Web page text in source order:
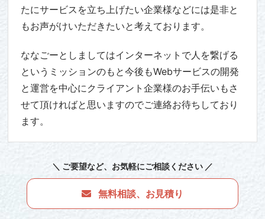
たにサービスを立ち上げたい企業様などには是非と
もお声がけいただきたいと考えております。
ななごーとしましてはインターネットで人を繋げる
というミッションのもと今後もWebサービスの開発
と運営を中心にクライアント企業様のお手伝いもさ
せて頂ければと思いますのでご連絡お待ちしており
ます。
＼ ご要望など、お気軽にご相談ください ／
無料相談、お見積り